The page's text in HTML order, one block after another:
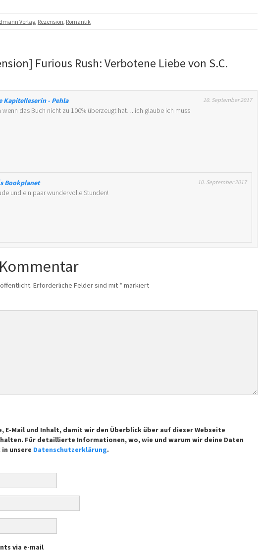
Verlag, Rezension, Romantik
Furious Rush: Verbotene Liebe von S.C.
Kapitelleserin - Pehla 10. September 2017
wenn das Buch nicht zu 100% überzeugt hat… ich glaube ich muss
Bookplanet 10. September 2017
und ein paar wundervolle Stunden!
Erforderliche Felder sind mit * markiert
E-Mail und Inhalt, damit wir den Überblick über auf dieser Webseite
Für detaillierte Informationen, wo, wie und warum wir deine Daten
unsere Datenschutzerklärung.
via e-mail